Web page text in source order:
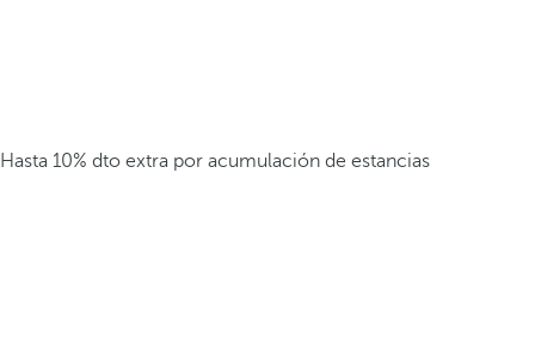
Hasta 10% dto extra por acumulación de estancias